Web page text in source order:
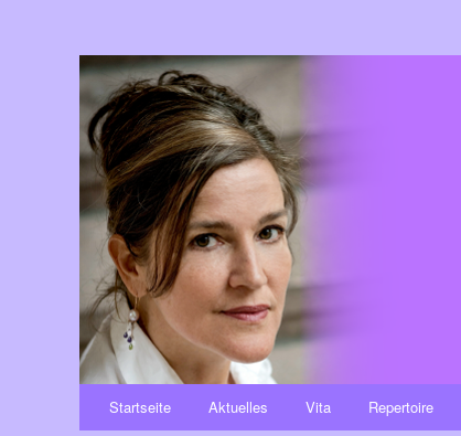
Startseite Aktuelles Vita Repertoire